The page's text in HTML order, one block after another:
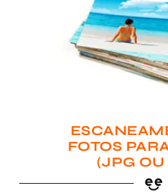
FOTOS
(JPG OU